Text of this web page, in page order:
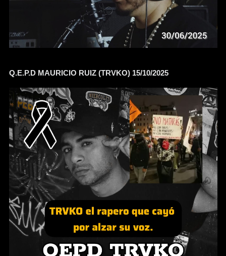
Q.E.P.D MAURICIO RUIZ (TRVKO) 15/10/2025